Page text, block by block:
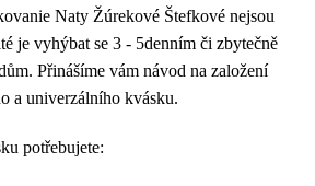
Naty Žúrekové Štefkové nejsou
je vyhýbat se 3 - 5denním či zbytečně
Přinášíme vám návod na založení
a univerzálního kvásku.
potřebujete: